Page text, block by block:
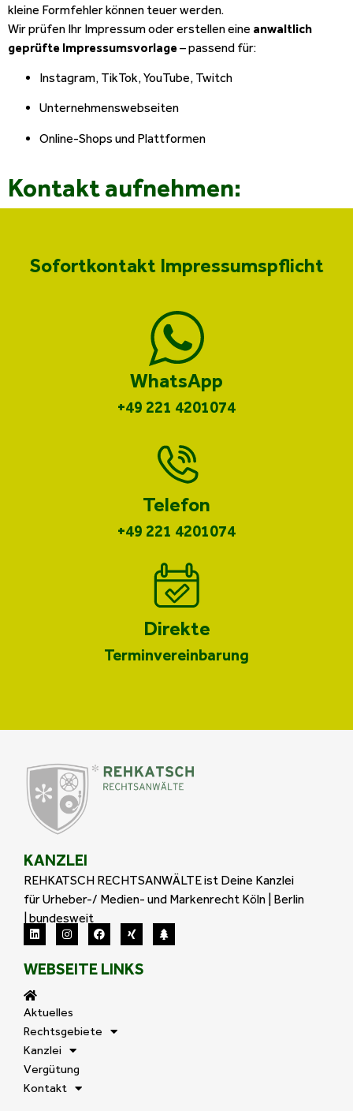
kleine Formfehler können teuer werden.
Wir prüfen Ihr Impressum oder erstellen eine anwaltlich
geprüfte Impressumsvorlage– passend für:
Instagram, TikTok, YouTube, Twitch
Unternehmenswebseiten
Online-Shops und Plattformen
Kontakt aufnehmen:
Sofortkontakt Impressumspflicht
WhatsApp
+49 221 4201074
Telefon
+49 221 4201074
Direkte
Terminvereinbarung
KANZLEI
REHKATSCH RECHTSANWÄLTE ist Deine Kanzlei
für Urheber-/ Medien- und Markenrecht Köln | Berlin
| bundesweit
WEBSEITE LINKS
Aktuelles
Rechtsgebiete
Kanzlei
Vergütung
Kontakt